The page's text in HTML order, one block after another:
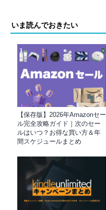
いま読んでおきたい
【保存版】2026年Amazonセー
ル完全攻略ガイド｜次のセー
ルはいつ？お得な買い方＆年
間スケジュールまとめ